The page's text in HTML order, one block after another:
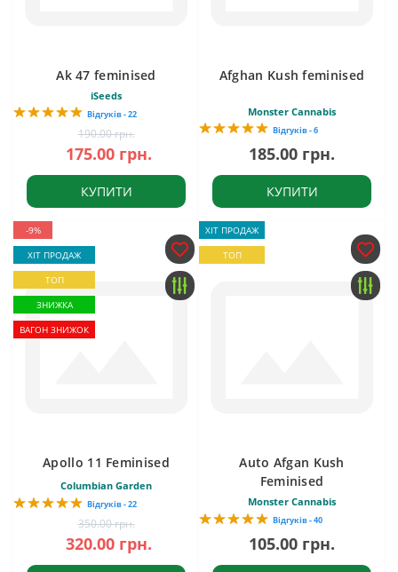
Ak 47 feminised
iSeeds
Відгуків - 22
190.00 грн.
175.00 грн.
КУПИТИ
Afghan Kush feminised
Monster Cannabis
Відгуків - 6
185.00 грн.
КУПИТИ
-9%
ХІТ ПРОДАЖ
ТОП
ЗНИЖКА
ВАГОН ЗНИЖОК
Apollo 11 Feminised
Columbian Garden
Відгуків - 22
350.00 грн.
320.00 грн.
ХІТ ПРОДАЖ
ТОП
Auto Afgan Kush
Feminised
Monster Cannabis
Відгуків - 40
105.00 грн.